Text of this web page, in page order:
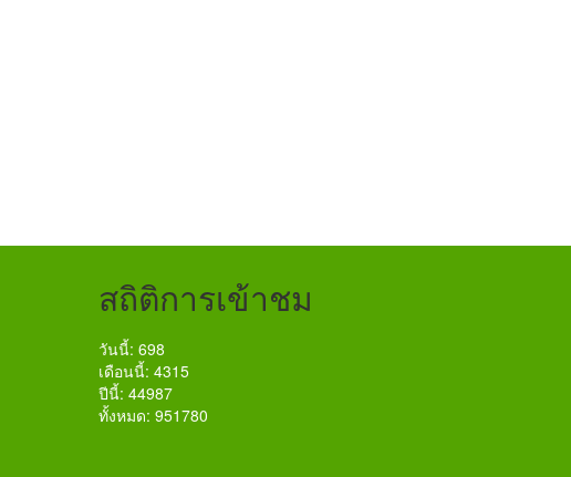
สถิติการเข้าชม
วันนี้: 698
เดือนนี้: 4315
ปีนี้: 44987
ทั้งหมด: 951780